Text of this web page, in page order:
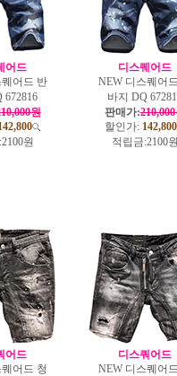
어드
어드 반
672816
원
2100원
디스퀘어드
NEW 디스퀘어
바지 DQ
판매가:
할인가: 142,800
적립금:2100
어드
어드 청
디스쿼어드
NEW 디스퀘어